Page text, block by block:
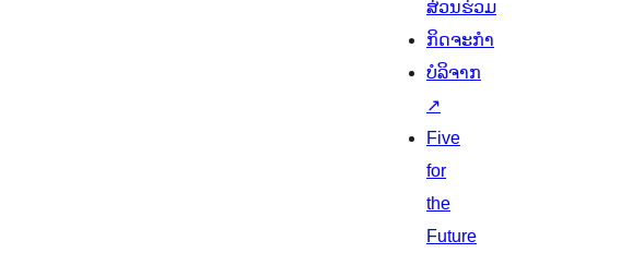
ສ່ວນຮ່ວມ
ກິດຈະກຳ
ບໍລິຈາກ
↗
Five
for
the
Future